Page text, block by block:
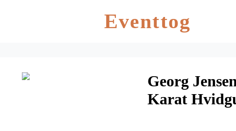
Eventtog
Georg
Karat